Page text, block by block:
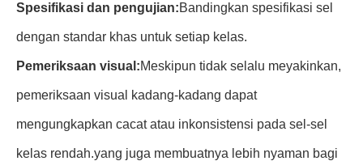
Spesifikasi dan pengujian:Bandingkan spesifikasi sel
dengan standar khas untuk setiap kelas.
Pemeriksaan visual:Meskipun tidak selalu meyakinkan,
pemeriksaan visual kadang-kadang dapat
mengungkapkan cacat atau inkonsistensi pada sel-sel
kelas rendah.yang juga membuatnya lebih nyaman bagi